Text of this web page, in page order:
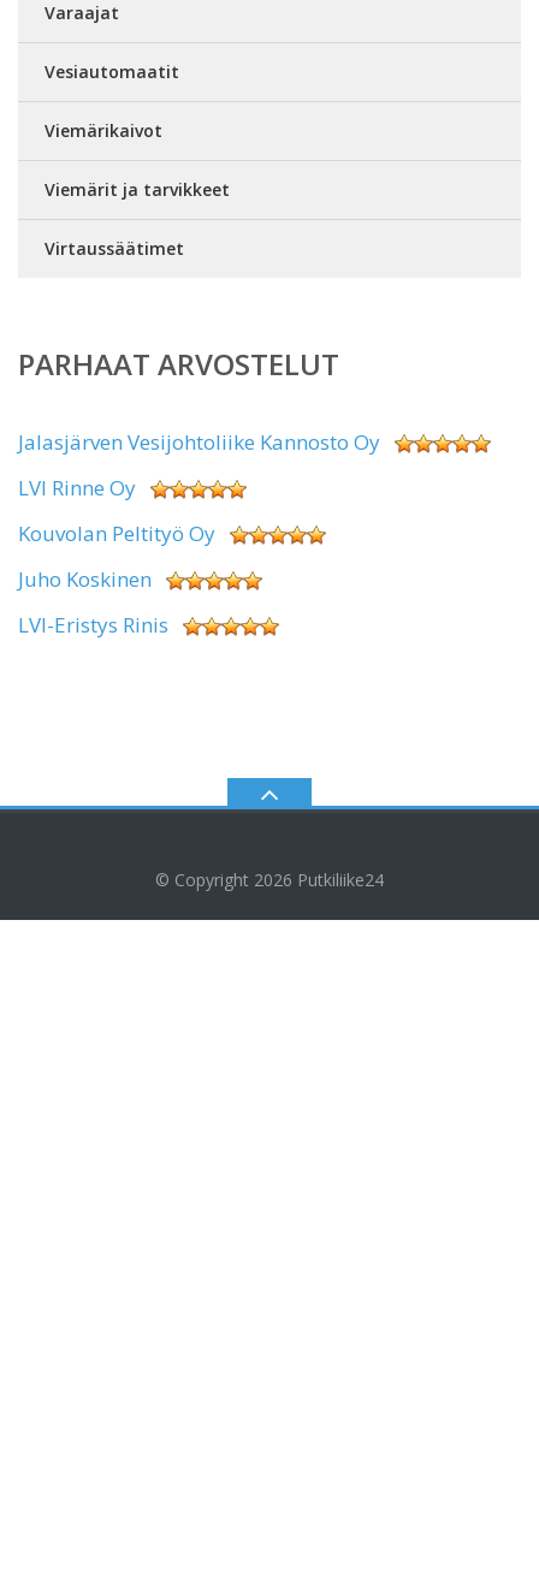
Varaajat
Vesiautomaatit
Viemärikaivot
Viemärit ja tarvikkeet
Virtaussäätimet
PARHAAT ARVOSTELUT
Jalasjärven Vesijohtoliike Kannosto Oy
LVI Rinne Oy
Kouvolan Peltityö Oy
Juho Koskinen
LVI-Eristys Rinis
© Copyright 2026 Putkiliike24